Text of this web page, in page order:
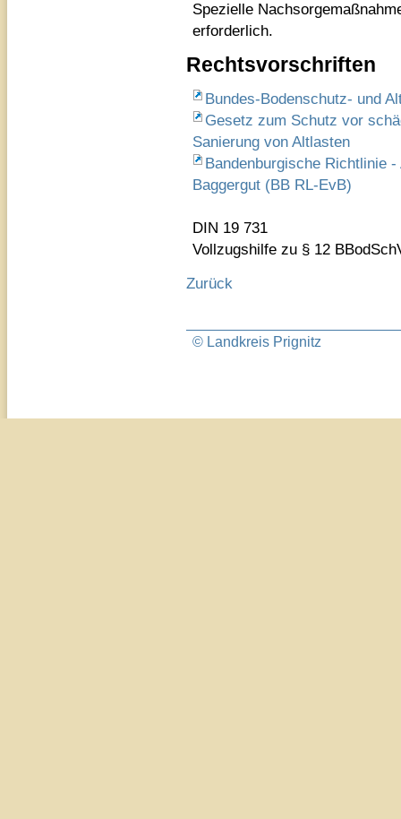
Spezielle
erforderlich.
Rechtsvorschriften
Bundes-Bodenschutz- und
Gesetz zum Schutz vor
Sanierung von Altlasten
Bandenburgische Richtlinie
Baggergut (BB RL-EvB)
DIN 19 731
Vollzugshilfe zu § 12
Zurück
© Landkreis Prignitz